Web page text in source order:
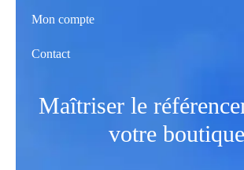
Mon compte
Contact
Maîtriser le
votre boutique